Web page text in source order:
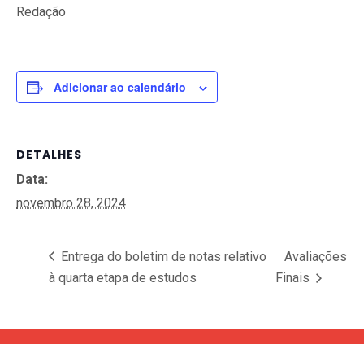
Redação
Adicionar ao calendário
DETALHES
Data:
novembro 28, 2024
Entrega do boletim de notas relativo
à quarta etapa de estudos
Avaliações
Finais